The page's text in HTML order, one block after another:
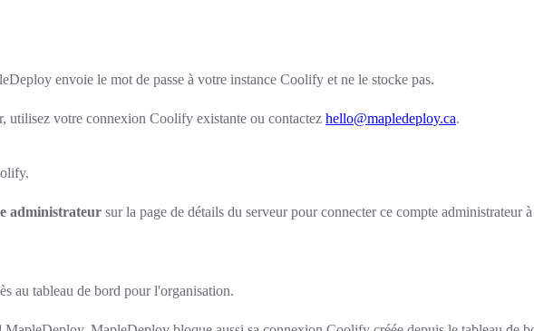
envoie le mot de passe à votre instance Coolify et ne le stocke pas.
utilisez votre connexion Coolify existante ou contactez hello@mapledeploy.ca.
administrateur sur la page de détails du serveur pour connecter ce compte
au tableau de bord pour l'organisation.